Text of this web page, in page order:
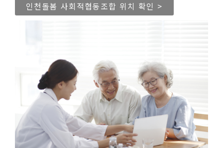
인천돌봄 사회적협동조합 위치 확인 >